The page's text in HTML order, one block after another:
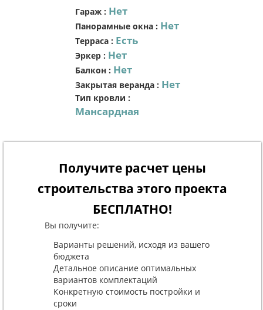
Гараж : Нет
Панорамные окна : Нет
Терраса : Есть
Эркер : Нет
Балкон : Нет
Закрытая веранда : Нет
Тип кровли :
Мансардная
Получите расчет цены
строительства этого проекта
БЕСПЛАТНО!
Вы получите:
Варианты решений, исходя из вашего
бюджета
Детальное описание оптимальных
вариантов комплектаций
Конкретную стоимость постройки и
сроки